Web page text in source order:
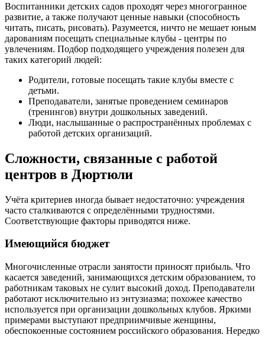
Воспитанники детских садов проходят через многогранное
развитие, а также получают ценные навыки (способность
читать, писать, рисовать). Разумеется, ничто не мешает юным
дарованиям посещать специальные клубы - центры по
увлечениям. Подбор подходящего учреждения полезен для
таких категорий людей:
Родители, готовые посещать такие клубы вместе с
детьми.
Преподаватели, занятые проведением семинаров
(тренингов) внутри дошкольных заведений.
Люди, наслышанные о распространённых проблемах с
работой детских организаций.
Сложности, связанные с работой
центров в Дюртюли
Учёта критериев иногда бывает недостаточно: учреждения
часто сталкиваются с определёнными трудностями.
Соответствующие факторы приводятся ниже.
Имеющийся бюджет
Многочисленные отрасли занятости приносят прибыль. Что
касается заведений, занимающихся детским образованием, то
работникам таковых не сулит высокий доход. Преподаватели
работают исключительно из энтузиазма; похожее качество
используется при организации дошкольных клубов. Яркими
примерами выступают предприимчивые женщины,
обеспокоенные состоянием российского образования. Нередко